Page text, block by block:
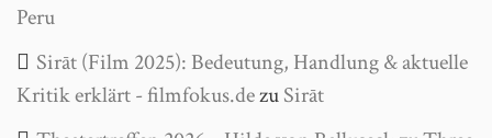
Peru
Sirāt (Film 2025): Bedeutung, Handlung & aktuelle
Kritik erklärt - filmfokus.dezuSirāt